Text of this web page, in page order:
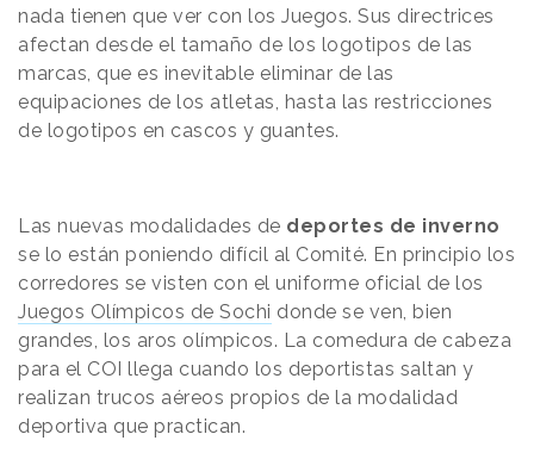
nada tienen que ver con los Juegos. Sus directrices
afectan desde el tamaño de los logotipos de las
marcas, que es inevitable eliminar de las
equipaciones de los atletas, hasta las restricciones
de logotipos en cascos y guantes.
Las nuevas modalidades de deportes de inverno
se lo están poniendo difícil al Comité. En principio los
corredores se visten con el uniforme oficial de los
Juegos Olímpicos de Sochi donde se ven, bien
grandes, los aros olímpicos. La comedura de cabeza
para el COI llega cuando los deportistas saltan y
realizan trucos aéreos propios de la modalidad
deportiva que practican.